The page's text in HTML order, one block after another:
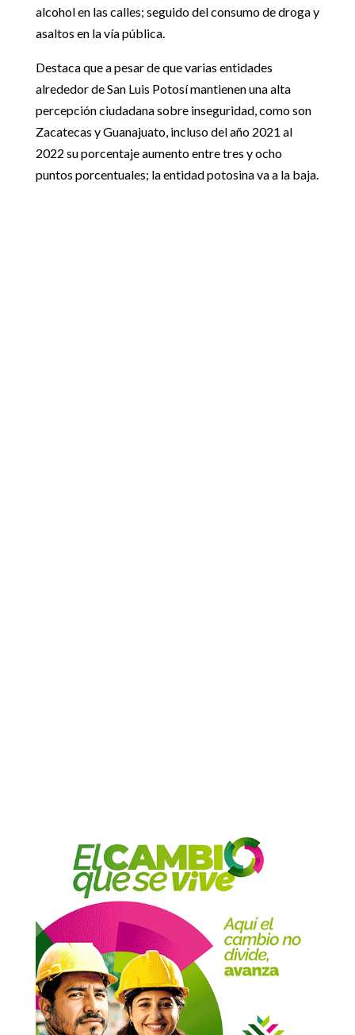
alcohol en las calles; seguido del consumo de droga y
asaltos en la vía pública.
Destaca que a pesar de que varias entidades
alrededor de San Luis Potosí mantienen una alta
percepción ciudadana sobre inseguridad, como son
Zacatecas y Guanajuato, incluso del año 2021 al
2022 su porcentaje aumento entre tres y ocho
puntos porcentuales; la entidad potosina va a la baja.